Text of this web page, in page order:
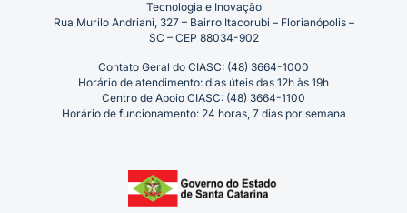
Tecnologia e Inovação
Rua Murilo Andriani, 327 – Bairro Itacorubi – Florianópolis –
SC – CEP 88034-902
Contato Geral do CIASC: (48) 3664-1000
Horário de atendimento: dias úteis das 12h às 19h
Centro de Apoio CIASC: (48) 3664-1100
Horário de funcionamento: 24 horas, 7 dias por semana